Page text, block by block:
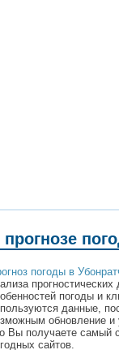
погоды в
погоды и
данные,
обновление и
Вы получаете самый
сайтов.